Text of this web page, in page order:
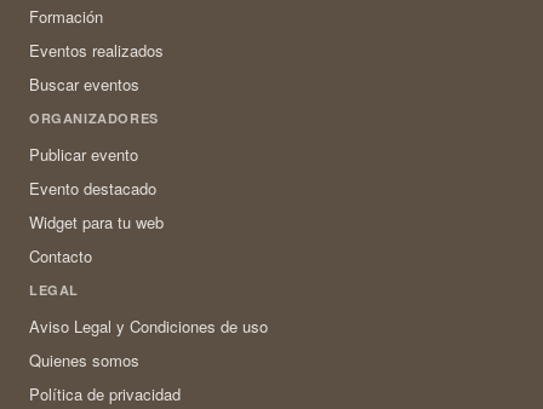
Formación
Eventos realizados
Buscar eventos
ORGANIZADORES
Publicar evento
Evento destacado
Widget para tu web
Contacto
LEGAL
Aviso Legal y Condiciones de uso
Quienes somos
Política de privacidad